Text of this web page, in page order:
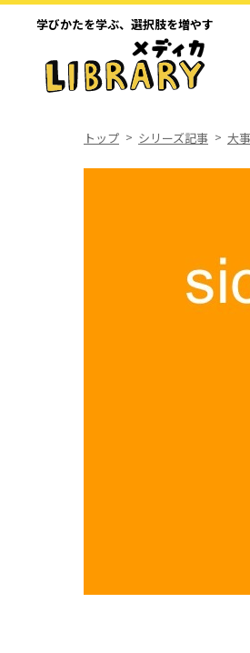
学びかたを学ぶ、 選択肢を増やす
トップ シリーズ記事 大